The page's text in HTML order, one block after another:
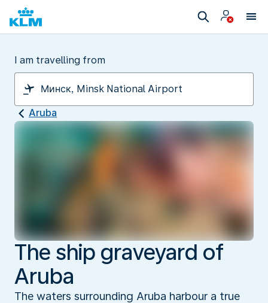
I am travelling from
Aruba
The ship graveyard of
Aruba
The waters surrounding Aruba harbour a true